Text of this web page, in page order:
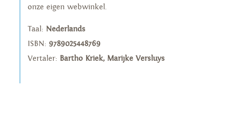
onze eigen webwinkel.
Taal: Nederlands
ISBN: 9789025448769
Vertaler: Bartho Kriek, Marijke Versluys